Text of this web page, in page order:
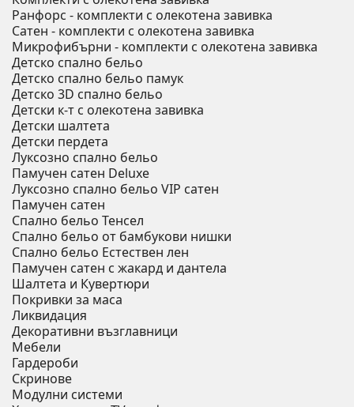
Ранфорс - комплекти с олекотена завивка
Сатен - комплекти с олекотена завивка
Микрофибърни - комплекти с олекотена завивка
Детско спално бельо
Детско спално бельо памук
Детско 3D спално бельо
Детски к-т с олекотена завивка
Детски шалтета
Детски пердета
Луксозно спално бельо
Памучен сатен Deluxe
Луксозно спално бельо VIP сатен
Памучен сатен
Спално бельо Тенсел
Спално бельо от бамбукови нишки
Спално бельо Естествен лен
Памучен сатен с жакард и дантела
Шалтета и Кувертюри
Покривки за маса
Ликвидация
Декоративни възглавници
Мебели
Гардероби
Скринове
Модулни системи